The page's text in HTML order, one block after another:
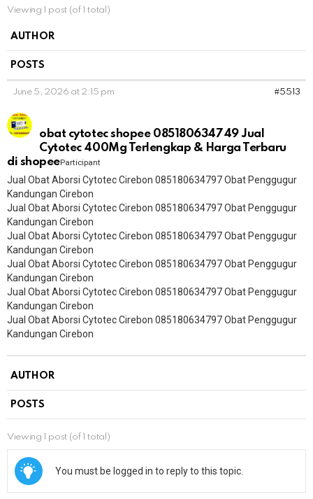
Viewing 1 post (of 1 total)
AUTHOR
POSTS
June 5, 2026 at 2:15 pm #5513
obat cytotec shopee 085180634749 Jual
Cytotec 400Mg Terlengkap & Harga Terbaru
di shopeeParticipant
Jual Obat Aborsi Cytotec Cirebon 085180634797 Obat Penggugur
Kandungan Cirebon
Jual Obat Aborsi Cytotec Cirebon 085180634797 Obat Penggugur
Kandungan Cirebon
Jual Obat Aborsi Cytotec Cirebon 085180634797 Obat Penggugur
Kandungan Cirebon
Jual Obat Aborsi Cytotec Cirebon 085180634797 Obat Penggugur
Kandungan Cirebon
Jual Obat Aborsi Cytotec Cirebon 085180634797 Obat Penggugur
Kandungan Cirebon
Jual Obat Aborsi Cytotec Cirebon 085180634797 Obat Penggugur
Kandungan Cirebon
AUTHOR
POSTS
Viewing 1 post (of 1 total)
You must be logged in to reply to this topic.